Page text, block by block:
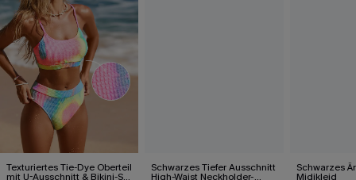
Texturiertes Tie-Dye Oberteil
mit U-Ausschnitt & Bikini-Set
Schwarzes Tiefer Ausschnitt
High-Waist Neckholder-
Schwarzes
Midikleid